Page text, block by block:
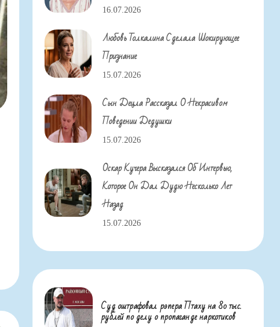
16.07.2026
Любовь Толкалина Сделала Шокирующее
Признание
15.07.2026
Сын Децла Рассказал О Некрасивом
Поведении Дедушки
15.07.2026
Оскар Кучера Высказался Об Интервью,
Которое Он Дал Дудю Несколько Лет
Назад
15.07.2026
Суд оштрафовал рэпера Птаху на 80 тыс.
рублей по делу о пропаганде наркотиков